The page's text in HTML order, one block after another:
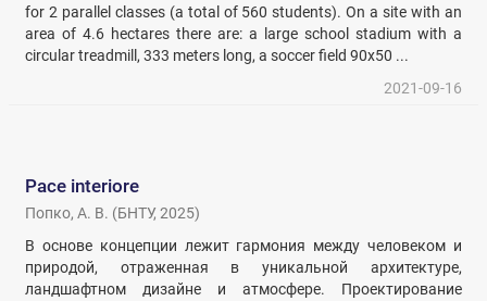
for 2 parallel classes (a total of 560 students). On a site with an
area of 4.6 hectares there are: a large school stadium with a
circular treadmill, 333 meters long, a soccer field 90x50 ...
2021-09-16
Pace interiore
Попко, А. В. (БНТУ,2025)
В основе концепции лежит гармония между человеком и
природой, отраженная в уникальной архитектуре,
ландшафтном дизайне и атмосфере. Проектирование